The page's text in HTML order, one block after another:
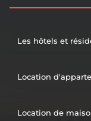
Les hôtels et
Location
Location de